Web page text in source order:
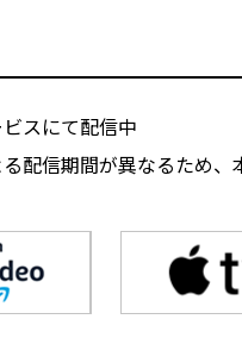
スにて配信中
配信期間が異なるため、